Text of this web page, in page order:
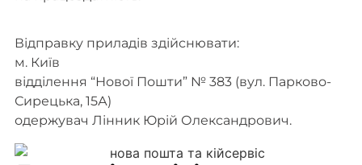
Відправку приладів здійснювати:
м. Київ
відділення “Нової Пошти” № 383 (вул. Парково-
Сирецька, 15А)
одержувач Лінник Юрій Олександрович.